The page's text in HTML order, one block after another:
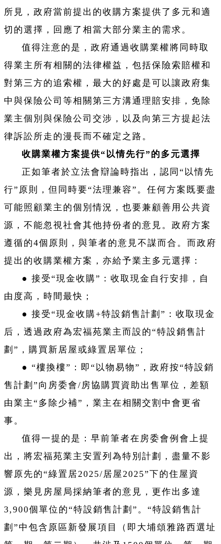
所見，政府當前提出的收購方案提供了多元和適
切的選擇，回應了相當大部分業主的需求。
值得注意的是，政府通過收購業權將同時取
得業主所有相關的法律權益，包括保險索賠權和
對第三方的追索權，最大的好處是可以讓政府集
中與保險公司等相關第三方溝通理賠安排，免除
業主個別與保險公司交涉，以及向第三方提起法
律訴訟所走的漫長而不確定之路。
收購業權方案提供“以情先行”的多元選擇
正如筆者於立法會辯論時指出，認同“以情先
行”原則，但同時要“法理兼容”。任何方案既要盡
可能照顧業主的個別情況，也要兼顧善用公共資
源，不能忽視社會其他持份者的意見。政府方案
遵循的4個原則，與筆者的意見不謀而合。而政府
提出的收購業權方案，亦給予業主多元選擇：
● 接受“現金收購”：收取現金自行安排，自
由度高，時間最快；
● 接受“現金收購+特設銷售計劃”：收取現金
后，透過政府為宏福苑業主而設的“特設銷售計
劃”，購買新居屋或綠置居單位；
● “樓換樓”：即“以物易物”，政府按“特設銷
售計劃”向房委會/房協購買資助出售單位，差額
由業主“多除少補”，業主在相關交割中會更省
事。
值得一提的是：早前筆者在房委會例會上提
出，將宏福苑業主安置列為特別計劃，盡量不影
響原先的“綠置居2025/居屋2025”下的住屋資
源，樂見房屋局採納筆者的意見，更作出多達
3,900個單位的“特設銷售計劃”。“特設銷售計
劃”中包含原區新發展項目（即大埔頌雅路西選址